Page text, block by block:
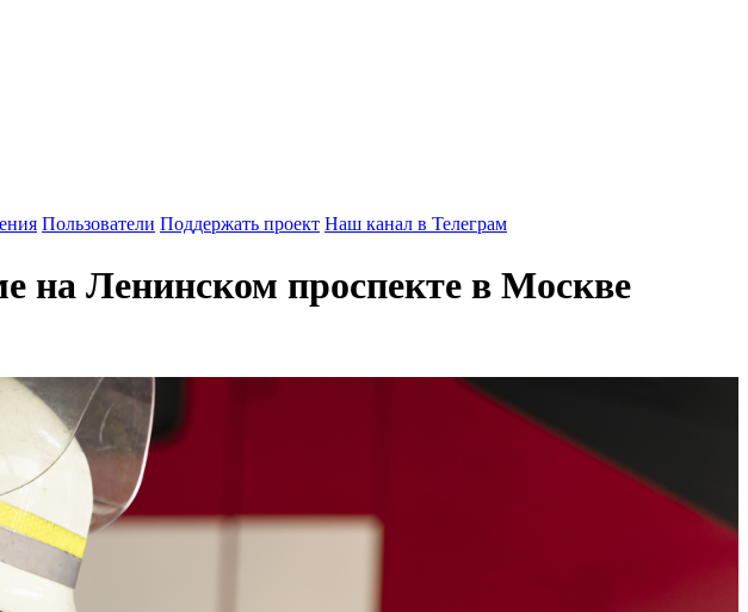
Пользователи Поддержать проект Наш канал в Телеграм
на Ленинском проспекте в Москве